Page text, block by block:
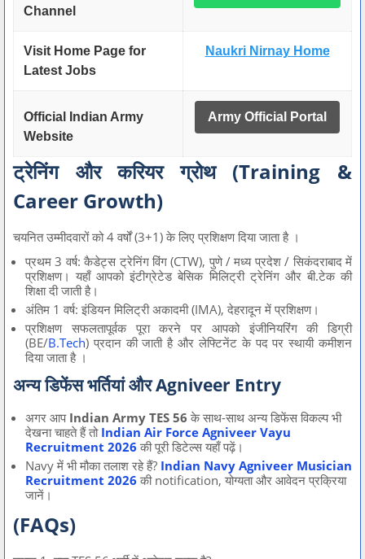
Channel
Visit Home Page for
Latest Jobs
Naukri Nirnay Home
Official Indian Army
Website
Army Official Portal
ट्रेनिंग और करियर ग्रोथ (Training &
Career Growth)
चयनित उम्मीदवारों को 4 वर्षों (3+1) के लिए प्रशिक्षण दिया जाता है ।
प्रथम 3 वर्ष: कैडेट्स ट्रेनिंग विंग (CTW), पुणे / मध्य प्रदेश / सिकंदराबाद में
प्रशिक्षण। यहाँ आपको इंटीग्रेटेड बेसिक मिलिट्री ट्रेनिंग और बी.टेक की
शिक्षा दी जाती है।
अंतिम 1 वर्ष: इंडियन मिलिट्री अकादमी (IMA), देहरादून में प्रशिक्षण।
प्रशिक्षण सफलतापूर्वक पूरा करने पर आपको इंजीनियरिंग की डिग्री
(BE/B.Tech) प्रदान की जाती है और लेफ्टिनेंट के पद पर स्थायी कमीशन
दिया जाता है ।
अन्य डिफेंस भर्तियां और Agniveer Entry
अगर आप Indian Army TES 56 के साथ-साथ अन्य डिफेंस विकल्प भी
देखना चाहते हैं तो Indian Air Force Agniveer Vayu
Recruitment 2026 की पूरी डिटेल्स यहाँ पढ़ें।
Navy में भी मौका तलाश रहे हैं? Indian Navy Agniveer Musician
Recruitment 2026 की notification, योग्यता और आवेदन प्रक्रिया
जानें।
(FAQs)